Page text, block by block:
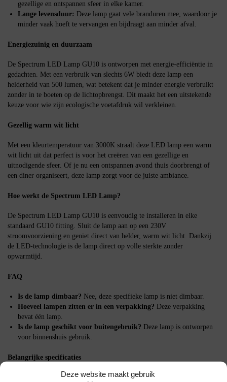
Deze website maakt gebruik
gezellige en ontspannen sfeer in elke kamer.
Lange levensduur: Deze lamp gaat vele branduren mee, waardoor je
minder vaak hoeft te vervangen en bijdraagt aan minder afval.
Energiezuinig en duurzaam
De Spectrum LED Lamp GU10 is ontworpen met energie-efficiëntie in
gedachten. Met een verbruik van slechts 6W biedt deze lamp een
helderheid van 500 lumen, wat betekent dat je minder energie verbruikt
zonder in te boeten op de lichtopbrengst. Dit maakt het een uitstekende
keuze voor wie zijn ecologische voetafdruk wil verkleinen.
Gezellig warm wit licht
Met een kleurtemperatuur van 3000K straalt deze LED lamp een warm
wit licht uit dat perfect is voor het creëren van een gezellige en
uitnodigende sfeer. Of je nu een ontspannen avond thuis doorbrengt of
een diner organiseert, deze lamp zorgt voor de juiste ambiance.
Hoe werkt de Spectrum LED Lamp?
De Spectrum LED Lamp GU10 is eenvoudig te installeren in elke
standaard GU10 fitting. Sluit de lamp aan op een 230V
stroomvoorziening en geniet direct van helder, warm wit licht. Dankzij
de LED-technologie is de lamp direct op volle sterkte zonder
opwarmtijd.
FAQ
Is de lamp dimbaar? Nee, deze specifieke lamp is niet dimbaar.
Hoeveel lampen zitten er in een verpakking? Deze verpakking
bevat één lamp.
Is de lamp geschikt voor buitengebruik? Deze lamp is ontworpen
voor binnenshuis gebruik.
Belangrijke specificaties